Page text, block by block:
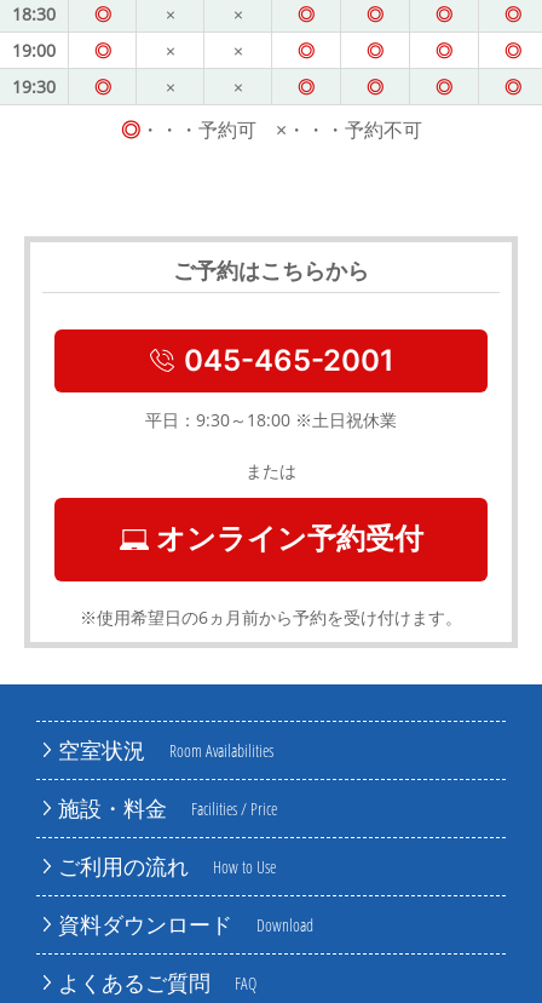
空室状況 Room Availabilities
施設・料金 Facilities / Price
ご利用の流れ How to Use
資料ダウンロード Download
よくあるご質問 FAQ
18:30
◎ × × ◎ ◎ ◎
◎
19:00
◎ × × ◎ ◎ ◎
◎
19:30
◎ × × ◎ ◎ ◎ ◎
◎・・・予約可 ×・・・予約不可
ご予約はこちらから
045-465-2001
平日：9:30～18:00 ※土日祝休業
または
オンライン予約受付
※使用希望日の6ヵ月前から予約を受け付けます。